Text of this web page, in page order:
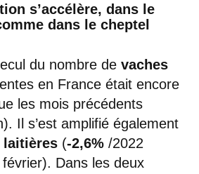
s’accélère, dans le
dans le cheptel
du nombre de vaches
en France était encore
les mois précédents
Il s’est amplifié également
laitières (-2,6% /2022
Dans les deux